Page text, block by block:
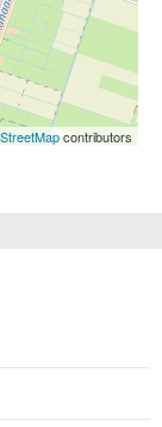
contributors